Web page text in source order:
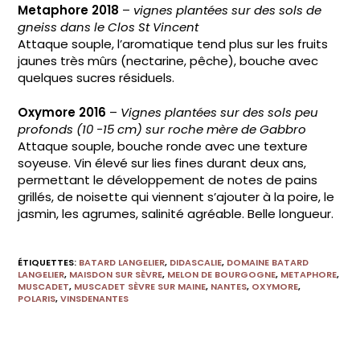
Metaphore 2018 – vignes plantées sur des sols de
gneiss dans le Clos St Vincent
Attaque souple, l’aromatique tend plus sur les fruits
jaunes très mûrs (nectarine, pêche), bouche avec
quelques sucres résiduels.
Oxymore 2016 – Vignes plantées sur des sols peu
profonds (10 -15 cm) sur roche mère de Gabbro
Attaque souple, bouche ronde avec une texture
soyeuse. Vin élevé sur lies fines durant deux ans,
permettant le développement de notes de pains
grillés, de noisette qui viennent s’ajouter à la poire, le
jasmin, les agrumes, salinité agréable. Belle longueur.
ÉTIQUETTES: BATARD LANGELIER, DIDASCALIE, DOMAINE BATARD
LANGELIER, MAISDON SUR SÈVRE, MELON DE BOURGOGNE, METAPHORE,
MUSCADET, MUSCADET SÈVRE SUR MAINE, NANTES, OXYMORE,
POLARIS, VINSDENANTES